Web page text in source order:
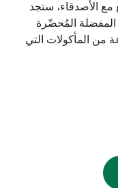
الأصدقاء، ستجد
المفضلة المُحضّرة
من المأكولات التي